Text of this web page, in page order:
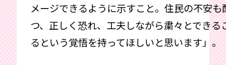
メージできるように示すこと。住民の不安も
つ、正しく恐れ、工夫しながら粛々とできる
るという覚悟を持ってほしいと思います」。